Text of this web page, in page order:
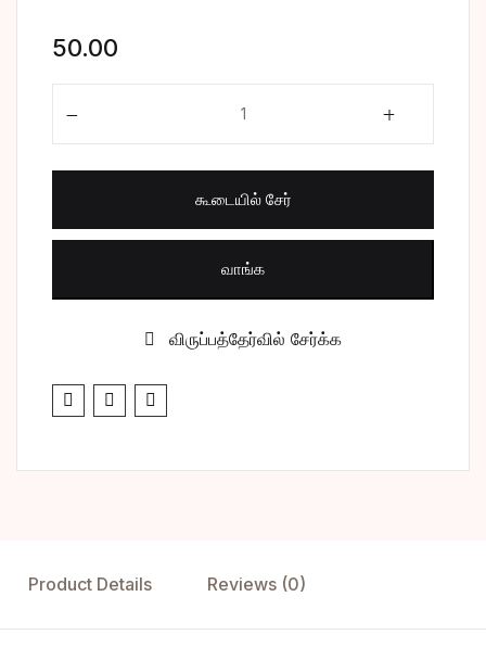
பொது
போட்டித் தேர்வு
50.00
கூடையில் சேர்
வாங்க
விருப்பத்தேர்வில் சேர்க்க
Product Details Reviews (0)